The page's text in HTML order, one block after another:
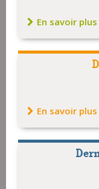
En savoir plus
En savoir plus